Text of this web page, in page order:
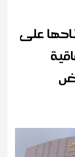
على